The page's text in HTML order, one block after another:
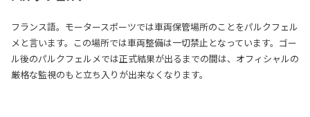
フランス語。モータースポーツでは車両保管場所のことをパルクフェル
メと言います。この場所では車両整備は一切禁止となっています。ゴー
ル後のパルクフェルメでは正式結果が出るまでの間は、オフィシャルの
厳格な監視のもと立ち入りが出来なくなります。